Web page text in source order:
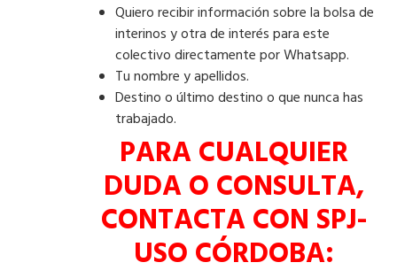
Quiero recibir información sobre la bolsa de
interinos y otra de interés para este
colectivo directamente por Whatsapp.
Tu nombre y apellidos.
Destino o último destino o que nunca has
trabajado.
PARA CUALQUIER
DUDA O CONSULTA,
CONTACTA CON SPJ-
USO CÓRDOBA: